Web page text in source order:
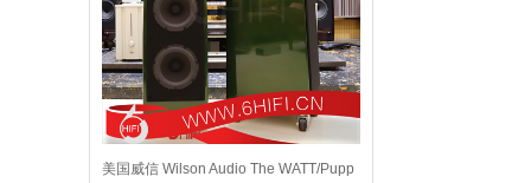
美国威信 Wilson Audio The WATT/Pupp